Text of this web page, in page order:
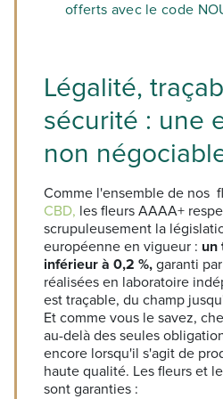
offerts avec le code
Légalité,
sécurité : une
non
Comme l'ensemble de nos
CBD, les fleurs AAAA+
scrupuleusement la
européenne en vigueur : un
inférieur à 0,2 %, garanti
réalisées en laboratoire
est traçable, du champ
Et comme vous le savez,
au-delà des seules
encore lorsqu'il s'agit de
haute qualité. Les fleurs et
sont garanties :